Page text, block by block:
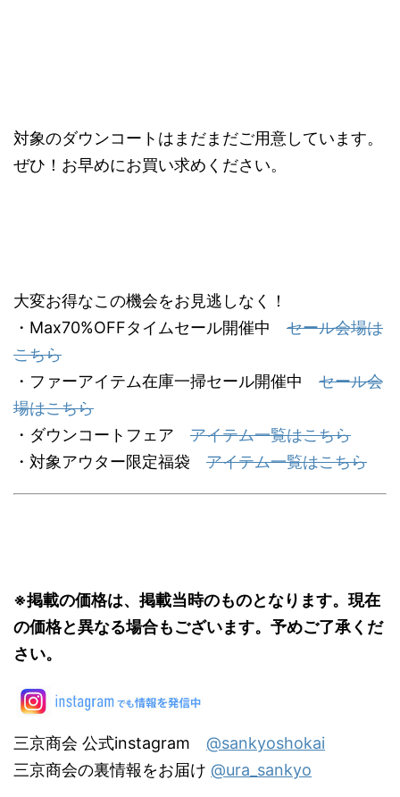
対象のダウンコートはまだまだご用意しています。
ぜひ！お早めにお買い求めください。
大変お得なこの機会をお見逃しなく！
・Max70%OFFタイムセール開催中 セール会場は
こちら
・ファーアイテム在庫一掃セール開催中 セール会
場はこちら
・ダウンコートフェア アイテム一覧はこちら
・対象アウター限定福袋 アイテム一覧はこちら
※掲載の価格は、掲載当時のものとなります。現在
の価格と異なる場合もございます。予めご了承くだ
さい。
三京商会 公式instagram @sankyoshokai
三京商会の裏情報をお届け @ura_sankyo